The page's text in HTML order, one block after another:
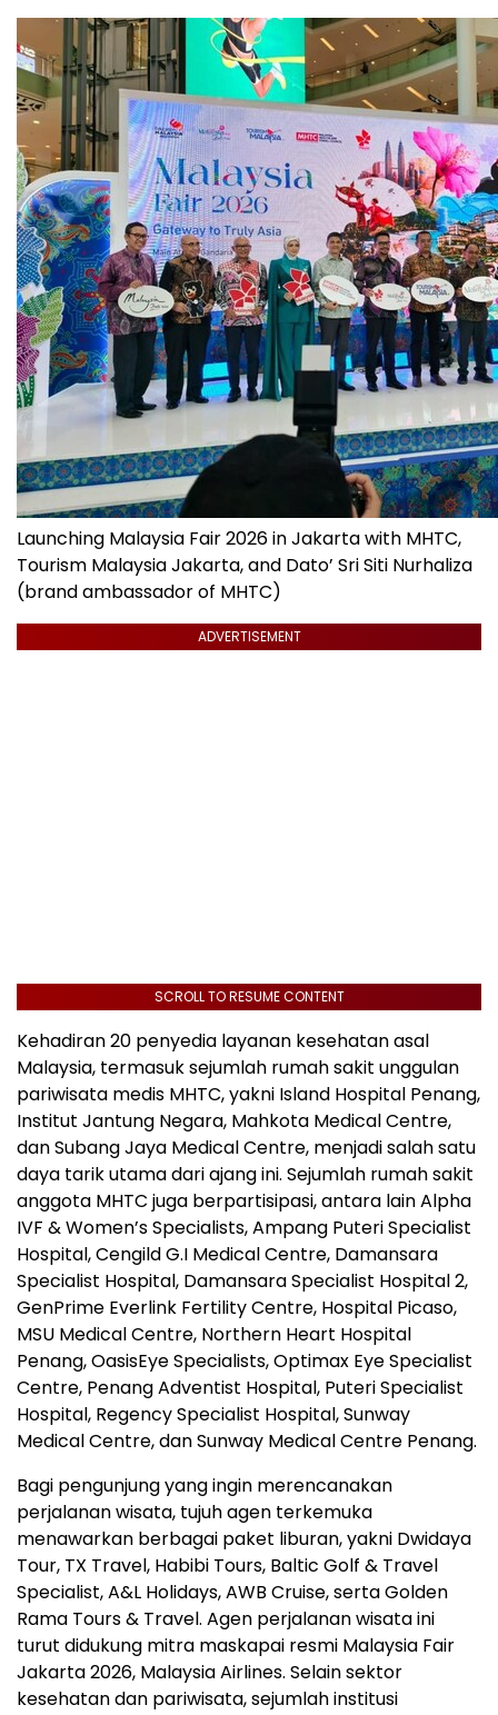
Launching Malaysia Fair 2026 in Jakarta with MHTC,
Tourism Malaysia Jakarta, and Dato’ Sri Siti Nurhaliza
(brand ambassador of MHTC)
ADVERTISEMENT
SCROLL TO RESUME CONTENT
Kehadiran 20 penyedia layanan kesehatan asal
Malaysia, termasuk sejumlah rumah sakit unggulan
pariwisata medis MHTC, yakni Island Hospital Penang,
Institut Jantung Negara, Mahkota Medical Centre,
dan Subang Jaya Medical Centre, menjadi salah satu
daya tarik utama dari ajang ini. Sejumlah rumah sakit
anggota MHTC juga berpartisipasi, antara lain Alpha
IVF & Women’s Specialists, Ampang Puteri Specialist
Hospital, Cengild G.I Medical Centre, Damansara
Specialist Hospital, Damansara Specialist Hospital 2,
GenPrime Everlink Fertility Centre, Hospital Picaso,
MSU Medical Centre, Northern Heart Hospital
Penang, OasisEye Specialists, Optimax Eye Specialist
Centre, Penang Adventist Hospital, Puteri Specialist
Hospital, Regency Specialist Hospital, Sunway
Medical Centre, dan Sunway Medical Centre Penang.
Bagi pengunjung yang ingin merencanakan
perjalanan wisata, tujuh agen terkemuka
menawarkan berbagai paket liburan, yakni Dwidaya
Tour, TX Travel, Habibi Tours, Baltic Golf & Travel
Specialist, A&L Holidays, AWB Cruise, serta Golden
Rama Tours & Travel. Agen perjalanan wisata ini
turut didukung mitra maskapai resmi Malaysia Fair
Jakarta 2026, Malaysia Airlines. Selain sektor
kesehatan dan pariwisata, sejumlah institusi